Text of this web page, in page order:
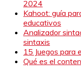
2024
Kahoot: guía
educativos
Analizador
sintaxis
15 Juegos para
Qué es el